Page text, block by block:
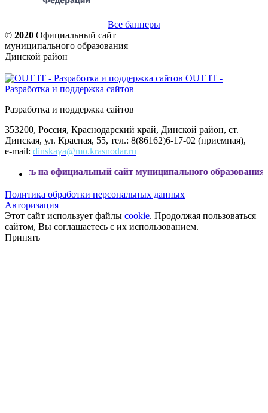
Все баннеры
© 2020 Официальный сайт
муниципального образования
Динской район
OUT IT -
Разработка и поддержка сайтов
Разработка и поддержка сайтов
353200, Россия, Краснодарский край, Динской район, ст.
Динская, ул. Красная, 55, тел.: 8(86162)6-17-02 (приемная),
e-mail: dinskaya@mo.krasnodar.ru
сайт муниципального образования Динской
Политика обработки персональных данных
Авторизация
Этот сайт использует файлы cookie. Продолжая пользоваться
сайтом, Вы соглашаетесь с их использованием.
Принять